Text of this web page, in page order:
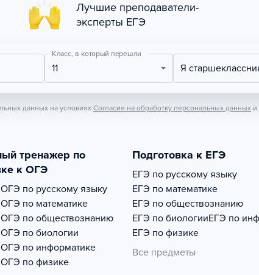
Лучшие преподаватели-
эксперты ЕГЭ
Класс, в который перешли
11 Я
данных на условиях Согласия на обработку персональных данных и
тренажер по
к ОГЭ
ОГЭ по русскому языку
ОГЭ по математике
ОГЭ по обществознанию
ОГЭ по биологии
ОГЭ по информатике
ОГЭ по физике
Подготовка к ЕГЭ
ЕГЭ по русскому языку
ЕГЭ по математике
ЕГЭ по обществознанию
ЕГЭ по биологииЕГЭ по
ЕГЭ по физике
Все предметы